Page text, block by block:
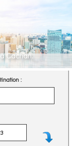
Cachan.
: